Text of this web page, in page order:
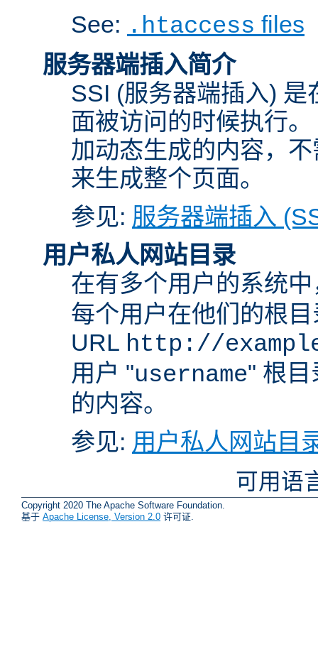
See: .htaccess files
服务器端插入简介
SSI (服务器端插入)
面被访问的时候执行
加动态生成的内容，
来生成整个页面。
参见: 服务器端插入
用户私人网站目录
在有多个用户的系统
每个用户在他们的根
URL http://
用户 "username" 根
的内容。
参见: 用户私人网站目
可用语
Copyright 2020 The Apache Software Foundation.
基于 Apache License, Version 2.0 许可证.